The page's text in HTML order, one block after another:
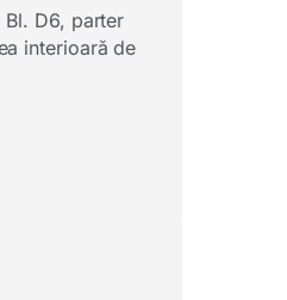
Bl. D6, parter
interioară de